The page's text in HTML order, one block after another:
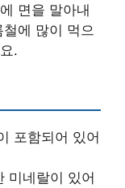
면을 말아내
에 많이 먹으
.
포함되어 있어
미네랄이 있어